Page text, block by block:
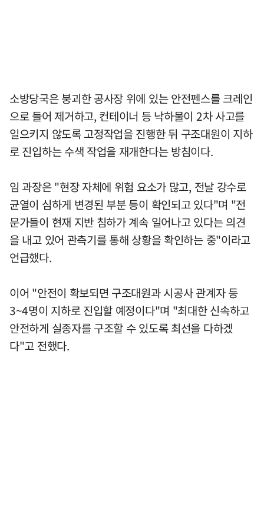
소방당국은 붕괴한 공사장 위에 있는 안전펜스를 크레인
으로 들어 제거하고, 컨테이너 등 낙하물이 2차 사고를
일으키지 않도록 고정작업을 진행한 뒤 구조대원이 지하
로 진입하는 수색 작업을 재개한다는 방침이다.
임 과장은 "현장 자체에 위험 요소가 많고, 전날 강수로
균열이 심하게 변경된 부분 등이 확인되고 있다"며 "전
문가들이 현재 지반 침하가 계속 일어나고 있다는 의견
을 내고 있어 관측기를 통해 상황을 확인하는 중"이라고
언급했다.
이어 "안전이 확보되면 구조대원과 시공사 관계자 등
3~4명이 지하로 진입할 예정이다"며 "최대한 신속하고
안전하게 실종자를 구조할 수 있도록 최선을 다하겠
다"고 전했다.